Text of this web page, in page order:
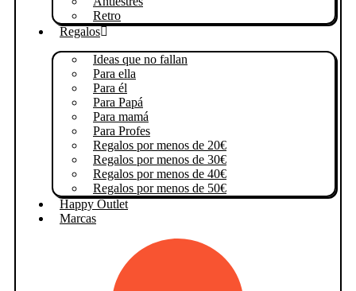
Retro
Regalos
Ideas que no fallan
Para ella
Para él
Para Papá
Para mamá
Para Profes
Regalos por menos de 20€
Regalos por menos de 30€
Regalos por menos de 40€
Regalos por menos de 50€
Happy Outlet
Marcas